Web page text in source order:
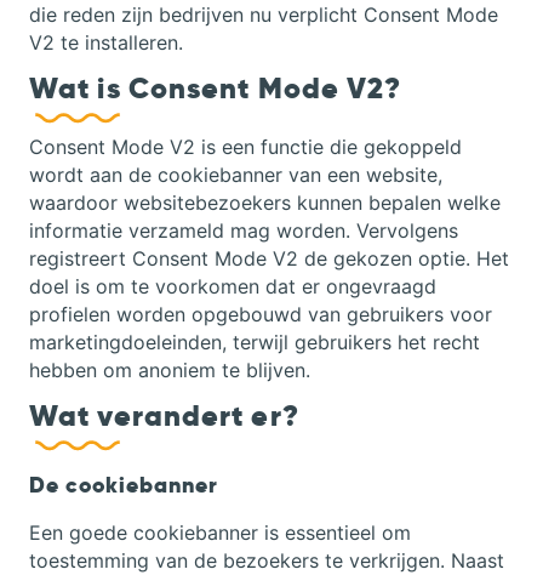
die reden zijn bedrijven nu verplicht Consent Mode
V2 te installeren.
Wat is Consent Mode V2?
Consent Mode V2 is een functie die gekoppeld
wordt aan de cookiebanner van een website,
waardoor websitebezoekers kunnen bepalen welke
informatie verzameld mag worden. Vervolgens
registreert Consent Mode V2 de gekozen optie. Het
doel is om te voorkomen dat er ongevraagd
profielen worden opgebouwd van gebruikers voor
marketingdoeleinden, terwijl gebruikers het recht
hebben om anoniem te blijven.
Wat verandert er?
De cookiebanner
Een goede cookiebanner is essentieel om
toestemming van de bezoekers te verkrijgen. Naast